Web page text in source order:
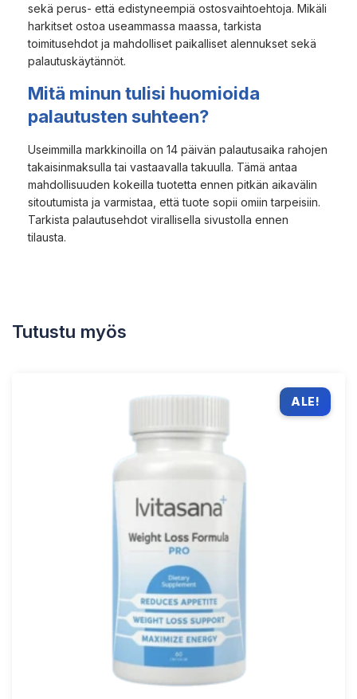
sekä perus- että edistyneempiä ostosvaihtoehtoja. Mikäli
harkitset ostoa useammassa maassa, tarkista
toimitusehdot ja mahdolliset paikalliset alennukset sekä
palautuskäytännöt.
Mitä minun tulisi huomioida
palautusten suhteen?
Useimmilla markkinoilla on 14 päivän palautusaika rahojen
takaisinmaksulla tai vastaavalla takuulla. Tämä antaa
mahdollisuuden kokeilla tuotetta ennen pitkän aikavälin
sitoutumista ja varmistaa, että tuote sopii omiin tarpeisiin.
Tarkista palautusehdot virallisella sivustolla ennen
tilausta.
Tutustu myös
ALE!